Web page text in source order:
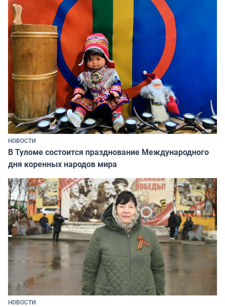
НОВОСТИ
В Туломе состоится празднование Международного
дня коренных народов мира
НОВОСТИ